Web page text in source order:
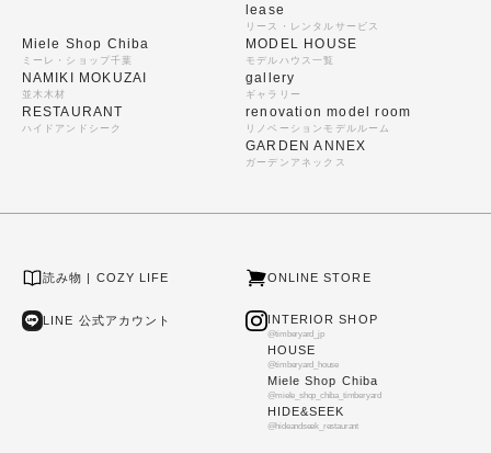
lease
リース・レンタルサービス
Miele Shop Chiba
ミーレ・ショップ千葉
NAMIKI MOKUZAI
並木木材
RESTAURANT
ハイドアンドシーク
MODEL HOUSE
モデルハウス一覧
gallery
ギャラリー
renovation model room
リノベーションモデルルーム
GARDEN ANNEX
ガーデンアネックス
読み物 | COZY LIFE ONLINE STORE
LINE 公式アカウント INTERIOR SHOP
@timberyard_jp
HOUSE
@timberyard_house
Miele Shop Chiba
@miele_shop_chiba_timberyard
HIDE&SEEK
@hideandseek_restaurant